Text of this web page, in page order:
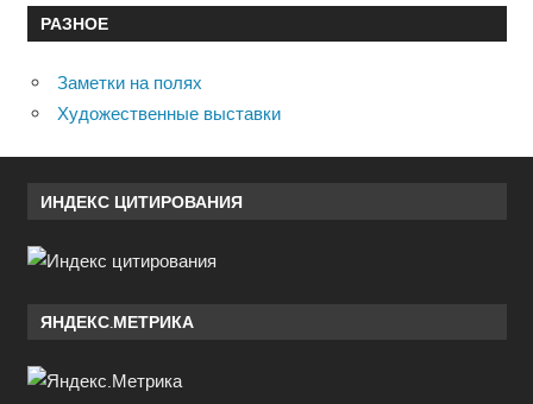
РАЗНОЕ
Заметки на полях
Художественные выставки
ИНДЕКС ЦИТИРОВАНИЯ
ЯНДЕКС.МЕТРИКА